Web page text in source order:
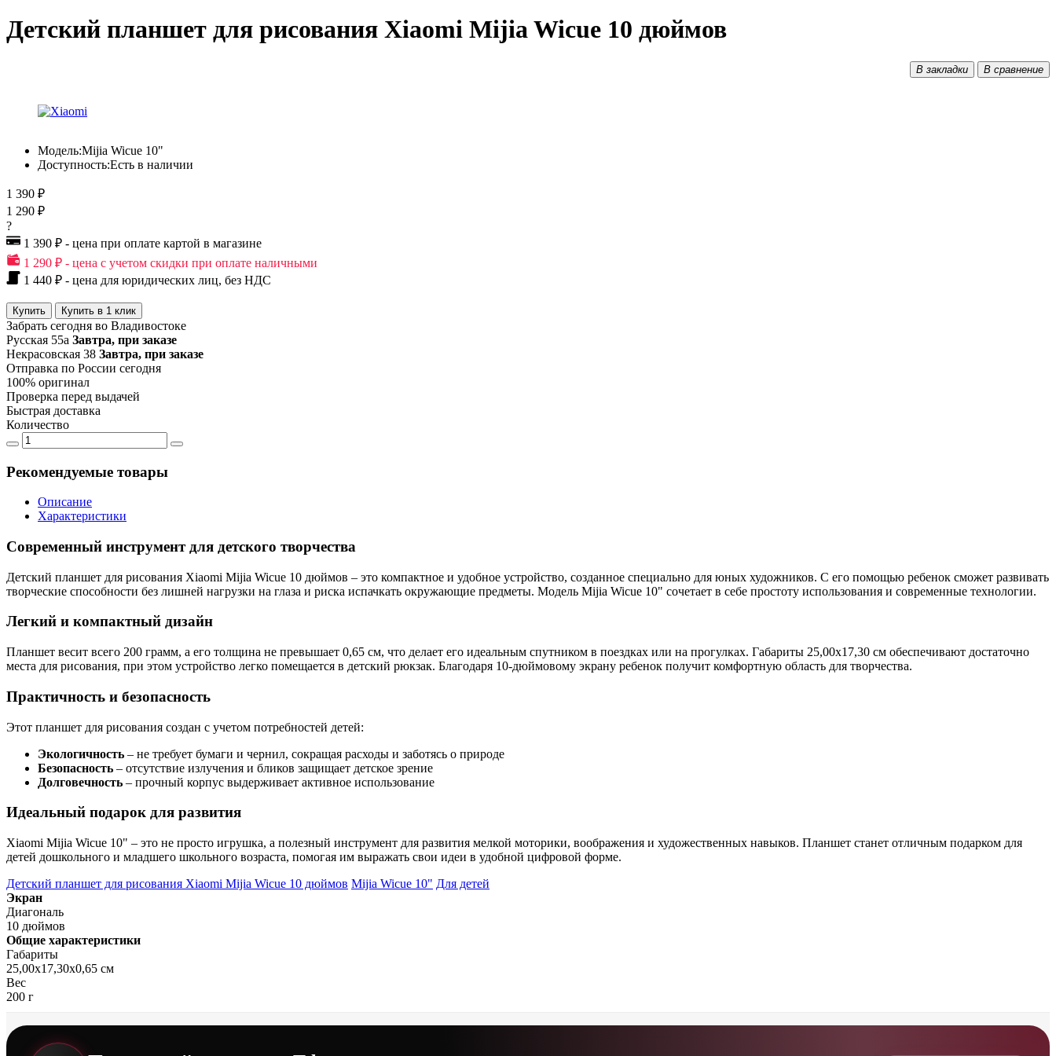
Детский планшет для рисования Xiaomi Mijia Wicue 10 дюймов
В закладки В сравнение
Модель:Mijia Wicue 10"
Доступность:Есть в наличии
1 390 ₽
1 290 ₽
?
1 390 ₽ - цена при оплате картой в магазине
1 290 ₽ - цена с учетом скидки при оплате наличными
1 440 ₽ - цена для юридических лиц, без НДС
Купить Купить в 1 клик
Забрать сегодня во Владивостоке
Русская 55а Завтра, при заказе
Некрасовская 38 Завтра, при заказе
Отправка по России сегодня
100% оригинал
Проверка перед выдачей
Быстрая доставка
Количество
Рекомендуемые товары
Описание
Характеристики
Современный инструмент для детского творчества
Детский планшет для рисования Xiaomi Mijia Wicue 10 дюймов – это компактное и удобное устройство, созданное специально для юных художников. С его помощью ребенок сможет развивать
творческие способности без лишней нагрузки на глаза и риска испачкать окружающие предметы. Модель Mijia Wicue 10" сочетает в себе простоту использования и современные технологии.
Легкий и компактный дизайн
Планшет весит всего 200 грамм, а его толщина не превышает 0,65 см, что делает его идеальным спутником в поездках или на прогулках. Габариты 25,00x17,30 см обеспечивают достаточно
места для рисования, при этом устройство легко помещается в детский рюкзак. Благодаря 10-дюймовому экрану ребенок получит комфортную область для творчества.
Практичность и безопасность
Этот планшет для рисования создан с учетом потребностей детей:
Экологичность – не требует бумаги и чернил, сокращая расходы и заботясь о природе
Безопасность – отсутствие излучения и бликов защищает детское зрение
Долговечность – прочный корпус выдерживает активное использование
Идеальный подарок для развития
Xiaomi Mijia Wicue 10" – это не просто игрушка, а полезный инструмент для развития мелкой моторики, воображения и художественных навыков. Планшет станет отличным подарком для
детей дошкольного и младшего школьного возраста, помогая им выражать свои идеи в удобной цифровой форме.
Детский планшет для рисования Xiaomi Mijia Wicue 10 дюймов Mijia Wicue 10" Для детей
Экран
Диагональ
10 дюймов
Общие характеристики
Габариты
25,00x17,30x0,65 см
Вес
200 г